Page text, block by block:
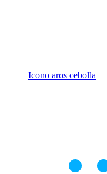
Icono aros cebolla